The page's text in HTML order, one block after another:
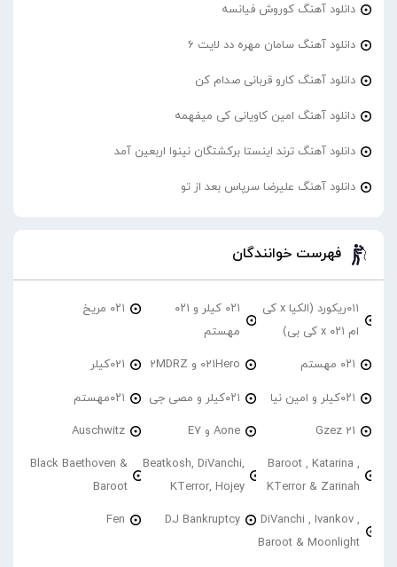
دانلود آهنگ کوروش فیانسه
دانلود آهنگ سامان مهره دد لایت 6
دانلود آهنگ کارو قربانی صدام کن
دانلود آهنگ امین کاویانی کی میفهمه
دانلود آهنگ ترند اینستا برکشتگان نینوا اربعین آمد
دانلود آهنگ علیرضا سرپاس بعد از تو
فهرست خوانندگان
۰۱۱ریکورد (الکیا x کی
ام ۰۲۱ x کی بی)
۰۲۱ کیلر و ۰۲۱
مهستم
۰۲۱ مریخ
۰۲۱ مهستم 021Hero و 2MDRZ 021کیلر
۰۲۱کیلر و امین نیا ۰۲۱کیلر و مصی جی ۰۲۱مهستم
21 Gzez Aone و E7 Auschwitz
Baroot , Katarina ,
KTerror & Zarinah
Beatkosh, DiVanchi,
KTerror, Hojey
Black Baethoven &
Baroot
DiVanchi , Ivankov ,
Baroot & Moonlight
DJ Bankruptcy
Fen